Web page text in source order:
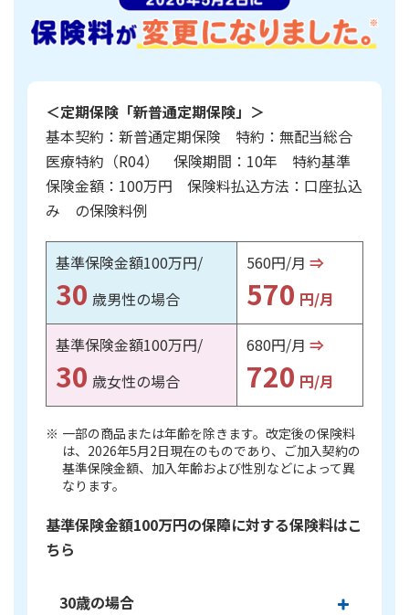
ログイン
ご契約内容の確認
お客さまに関する情報等の確認の取り組み
各種サービス・お知らせ
かんぽプラチナライフサービス
ご契約のしおり・約款（Web約款）
保険用語集
お問い合わせ
これからのライフイベントでかかる費用とは？
ご契約手続きの流れ
保険料のお払込方法
保険用語集
お問い合わせ
子育て
健康情報
かんぽアプリ～かんぽの健康と安心を手のひらに～
すこやか健康ラボ
ラジオ体操ポータルサイト
財務情報
株主・投資家のみなさまへ
日本郵政グループとしての取り組み
採用情報
CM・オウンドメディア／ソーシャルメディア
かんぽブランド
かんぽ生命のサステナビリティ
お客さまの声／お客さまサービス向上の取組み
かんぽジャンクション
採用情報
＜定期保険「新普通定期保険」＞
基本契約：新普通定期保険 特約：無配当総合
医療特約（R04） 保険期間：10年 特約基準
保険金額：100万円 保険料払込方法：口座払込
み の保険料例
基準保険金額100万円/
30 歳男性の場合
560円/月 ⇒
570 円/月
基準保険金額100万円/
30 歳女性の場合
680円/月 ⇒
720 円/月
一部の商品または年齢を除きます。改定後の保険料
は、2026年5月2日現在のものであり、ご加入契約の
基準保険金額、加入年齢および性別などによって異
なります。
基準保険金額100万円の保障に対する保険料はこ
ちら
30歳の場合